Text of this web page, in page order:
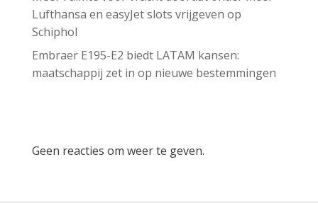
Lufthansa en easyJet slots vrijgeven op
Schiphol
Embraer E195-E2 biedt LATAM kansen:
maatschappij zet in op nieuwe bestemmingen
Geen reacties om weer te geven.